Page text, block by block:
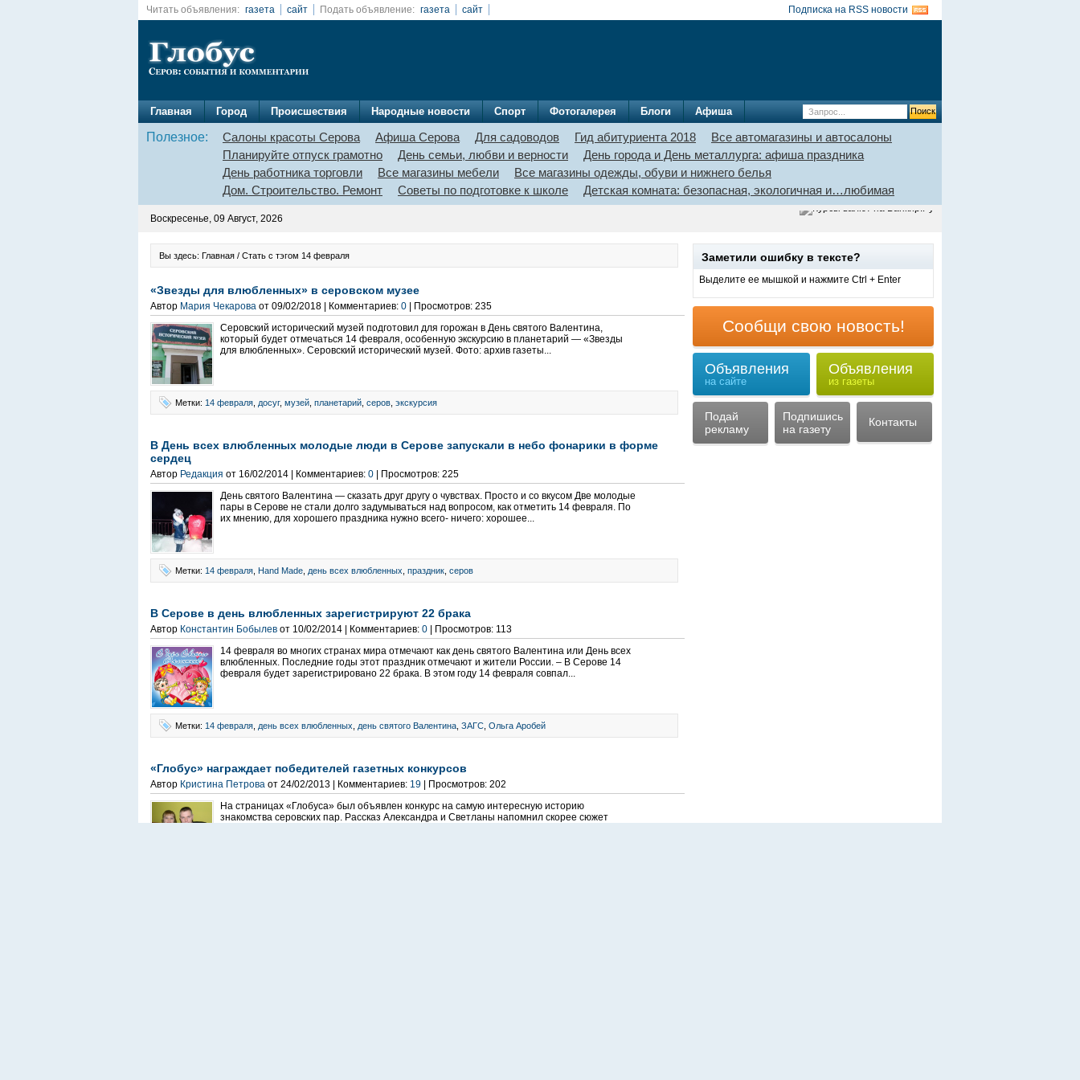
Читать объявления: газета сайт Подать объявление: газета сайт Подписка на RSS новости
Главная Город Происшествия Народные новости Спорт Фотогалерея Блоги Афиша
Полезное: Салоны красоты Серова Афиша Серова Для садоводов Гид абитуриента 2018
Все автомагазины и автосалоны
Планируйте отпуск грамотно
День семьи, любви и верности
День города и День металлурга: афиша праздника
День работника торговли
Все магазины мебели
Все магазины одежды, обуви и нижнего белья
Дом. Строительство. Ремонт
Советы по подготовке к школе Детская комната: безопасная, экологичная и…любимая
Воскресенье, 09 Август, 2026
Вы здесь: Главная / Стать с тэгом 14 февраля
«Звезды для влюбленных» в серовском музее
Автор Мария Чекарова от 09/02/2018 | Комментариев: 0 | Просмотров: 235
Серовский исторический музей подготовил для горожан в День святого Валентина,
который будет отмечаться 14 февраля, особенную экскурсию в планетарий — «Звезды
для влюбленных». Серовский исторический музей. Фото: архив газеты...
Метки: 14 февраля досуг, музей планетарий серов экскурсия
В День всех влюбленных молодые люди в Серове запускали в небо фонарики в форме
сердец
Автор Редакция от 16/02/2014 | Комментариев: 0 | Просмотров: 225
День святого Валентина — сказать друг другу о чувствах. Просто и со вкусом Две молодые
пары в Серове не стали долго задумываться над вопросом, как отметить 14 февраля. По
их мнению, для хорошего праздника нужно всего- ничего: хорошее...
Метки: 14 февраля Hand Made день всех влюбленных праздник серов
В Серове в день влюбленных зарегистрируют 22 брака
Автор Константин Бобылев от 10/02/2014 | Комментариев: 0 | Просмотров: 113
14 февраля во многих странах мира отмечают как день святого Валентина или День всех
влюбленных. Последние годы этот праздник отмечают и жители России. – В Серове 14
февраля будет зарегистрировано 22 брака. В этом году 14 февраля совпал...
Метки: 14 февраля день всех влюбленных день святого Валентина ЗАГС Ольга Аробей
«Глобус» награждает победителей газетных конкурсов
Автор Кристина Петрова от 24/02/2013 | Комментариев: 19 | Просмотров: 202
На страницах «Глобуса» был объявлен конкурс на самую интересную историю
знакомства серовских пар. Рассказ Александра и Светланы напомнил скорее сюжет
Заметили ошибку в тексте?
Выделите ее мышкой и нажмите Ctrl + Enter
Сообщи свою новость!
Объявления
на сайте
Объявления
из газеты
Подай
рекламу
Подпишись
на газету
Контакты